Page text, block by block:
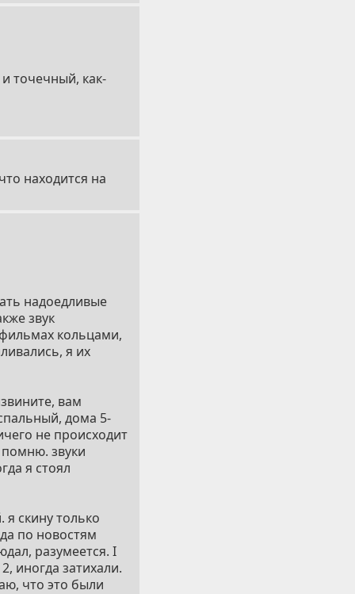
точечный, как-
находится на
надоедливые
звук
кольцами,
я их
вам
дома 5-
не происходит
помню. звуки
я стоял
скину только
по новостям
разумеется. I
иногда затихали.
что это были